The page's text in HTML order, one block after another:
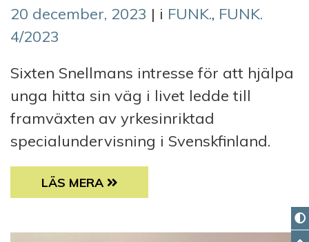
20 december, 2023 | i FUNK., FUNK.
4/2023
Sixten Snellmans intresse för att hjälpa
unga hitta sin väg i livet ledde till
framväxten av yrkesinriktad
specialundervisning i Svenskfinland.
UTBILDNINGSPIONJÄREN SIXTEN
LÄS MERA